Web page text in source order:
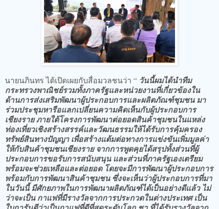
นายนภินทร ได้เปิดเผยกับสื่อมวลชนว่า “ วันนี้ผมได้นำทีม
กระทรวงพาณิชย์รวมทั้งภาครัฐและหน่วยงานที่เกี่ยวข้องใน
ด้านการส่งเสริมพัฒนาผู้ประกอบการและผลิตภัณฑ์ชุมชน มา
ร่วมประชุมหารือแลกเปลี่ยนความคิดเห็นกับผู้ประกอบการ
เชียงราย ภายใต้โครงการพัฒนาต่อยอดสินค้าชุมชนในแหล่ง
ท่องเที่ยวเชิงสร้างสรรค์และวัฒนธรรมให้ได้รับการคุ้มครอง
ทรัพย์สินทางปัญญา เพื่อสร้างแต้มต่อทางการแข่งขันเพิ่มมูลค่า
ให้กับสินค้าชุมชนเชียงราย จากการพูดคุยได้สรุปทั้งส่วนที่ผู้
ประกอบการขอรับการสนับสนุน และส่วนที่ภาครัฐเองเตรียม
พร้อมจะช่วยเหลือและต่อยอด โดยจะมีการพัฒนาผู้ประกอบการ
พร้อมกับการพัฒนาสินค้าชุมชน ซึ่งจะเห็นว่าผู้ประกอบการที่มา
ในวันนี้ มีศักยภาพในการพัฒนาผลิตภัณฑ์ได้เป็นอย่างดีแล้ว ไม่
ว่าจะเป็น กาแฟที่มีรางวัลจากการประกวดในต่างประเทศ เป็น